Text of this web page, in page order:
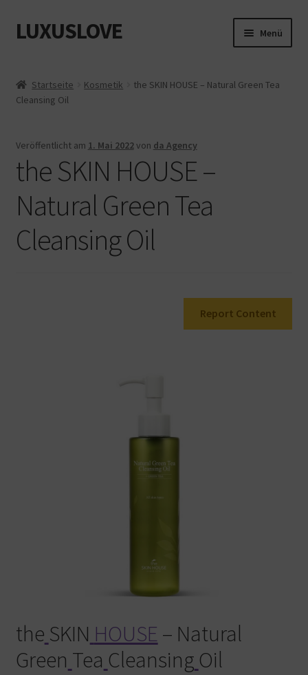
Zur
Navigation
Zum
Inhalt
LUXUSLOVE Menü
Cookie-Richtlinie (EU)
Datenschutz
Impressum
Kasse
Mein Konto
Startseite Kosmetik
the SKIN HOUSE – Natural Green Tea
Cleansing Oil
Veröffentlicht am 1. Mai 2022von da Agency
the SKIN HOUSE –
Natural Green Tea
Cleansing Oil
Report Content
the SKIN HOUSE – Natural
Green Tea Cleansing Oil